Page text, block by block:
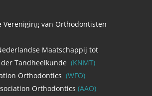
Vereniging van Orthodontisten
Maatschappij tot
Tandheelkunde (KNMT)
Orthodontics (WFO)
Orthodontics (AAO)